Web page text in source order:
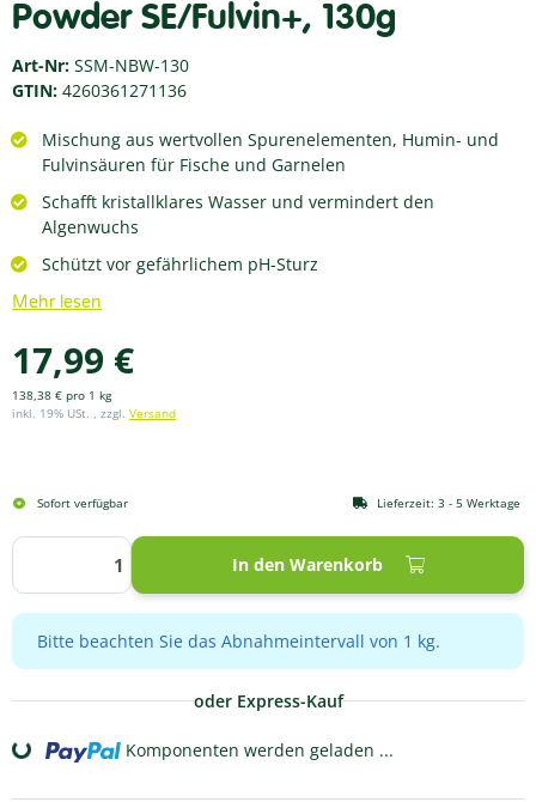
Powder SE/Fulvin+, 130g
Art-Nr: SSM-NBW-130
GTIN: 4260361271136
Mischung aus wertvollen Spurenelementen, Humin- und
Fulvinsäuren für Fische und Garnelen
Schafft kristallklares Wasser und vermindert den
Algenwuchs
Schützt vor gefährlichem pH-Sturz
Mehr lesen
17,99 €
138,38 € pro 1 kg
inkl. 19% USt. , zzgl. Versand
In den Warenkorb
x
Bitte beachten Sie das Abnahmeintervall von 1 kg.
Sofort verfügbar Lieferzeit: 3 - 5 Werktage
oder Express-Kauf
Loading... Komponenten werden geladen ...